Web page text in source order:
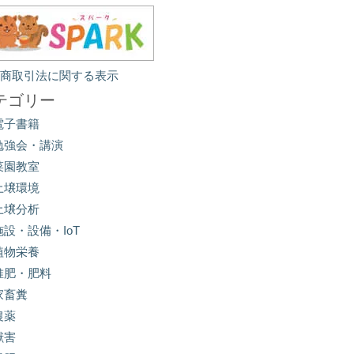
取引法に関する表示
ゴリー
子書籍
強会・講演
園教室
壌環境
壌分析
設・設備・IoT
物栄養
肥・肥料
畜糞
薬
害